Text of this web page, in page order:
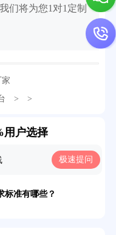
们将为您1对1定制
> >
用户选择
极速提问
待机温度多少？
标准有哪些？